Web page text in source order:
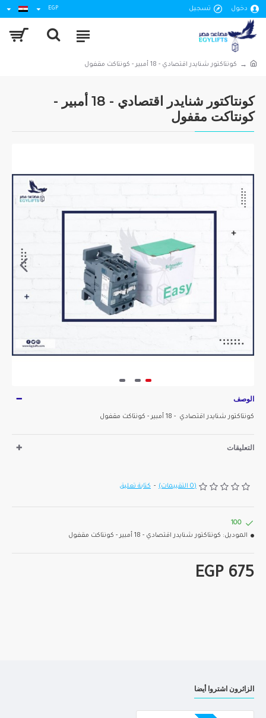
دخول تسجيل EGP
كونتاكتور شنايدر اقتصادي - 18 أمبير - كونتاكت مقفول
كونتاكتور شنايدر اقتصادي - 18 أمبير -
كونتاكت مقفول
الوصف
كونتاكتور شنايدر اقتصادي - 18 أمبير - كونتاكت مقفول
التعليقات
(0 التقييمات) - كتابة تعليق
EGP 675
100
الموديل: كونتاكتور شنايدر اقتصادي - 18 أمبير - كونتاكت مقفول
الزائرون اشتروا أيضا